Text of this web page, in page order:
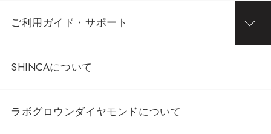
ご利用ガイド・サポート
SHINCAについて
ラボグロウンダイヤモンドについて